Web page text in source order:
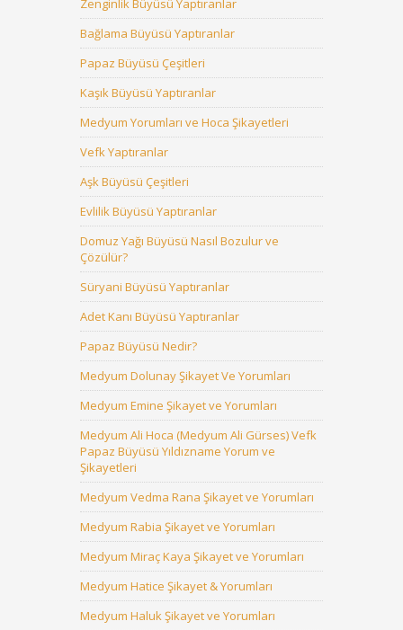
Zenginlik Büyüsü Yaptıranlar
Bağlama Büyüsü Yaptıranlar
Papaz Büyüsü Çeşitleri
Kaşık Büyüsü Yaptıranlar
Medyum Yorumları ve Hoca Şikayetleri
Vefk Yaptıranlar
Aşk Büyüsü Çeşitleri
Evlilik Büyüsü Yaptıranlar
Domuz Yağı Büyüsü Nasıl Bozulur ve
Çözülür?
Süryani Büyüsü Yaptıranlar
Adet Kanı Büyüsü Yaptıranlar
Papaz Büyüsü Nedir?
Medyum Dolunay Şikayet Ve Yorumları
Medyum Emine Şikayet ve Yorumları
Medyum Ali Hoca (Medyum Ali Gürses) Vefk
Papaz Büyüsü Yıldızname Yorum ve
Şikayetleri
Medyum Vedma Rana Şikayet ve Yorumları
Medyum Rabia Şikayet ve Yorumları
Medyum Miraç Kaya Şikayet ve Yorumları
Medyum Hatice Şikayet & Yorumları
Medyum Haluk Şikayet ve Yorumları